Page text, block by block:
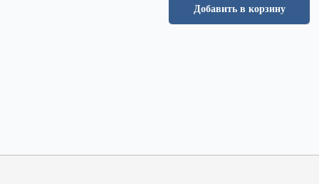
Добавить в корзину